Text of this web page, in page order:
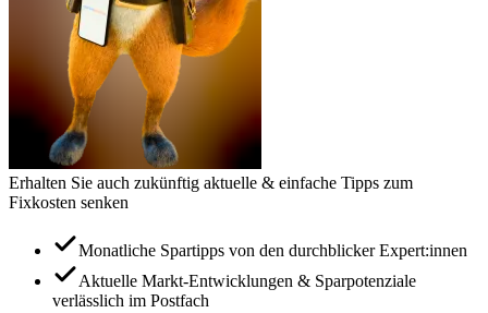
Erhalten Sie auch zukünftig aktuelle & einfache Tipps zum
Fixkosten senken
Monatliche Spartipps von den durchblicker Expert:innen
Aktuelle Markt-Entwicklungen & Sparpotenziale
verlässlich im Postfach